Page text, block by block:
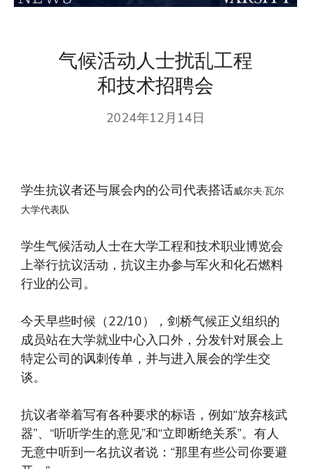
气候活动人士扰乱工程
和技术招聘会
2024年12月14日
学生抗议者还与展会内的公司代表搭话威尔夫·瓦尔
大学代表队
学生气候活动人士在大学工程和技术职业博览会
上举行抗议活动，抗议主办参与军火和化石燃料
行业的公司。
今天早些时候（22/10），剑桥气候正义组织的
成员站在大学就业中心入口外，分发针对展会上
特定公司的讽刺传单，并与进入展会的学生交
谈。
抗议者举着写有各种要求的标语，例如“放弃核武
器”、“听听学生的意见”和“立即断绝关系”。有人
无意中听到一名抗议者说：“那里有些公司你要避